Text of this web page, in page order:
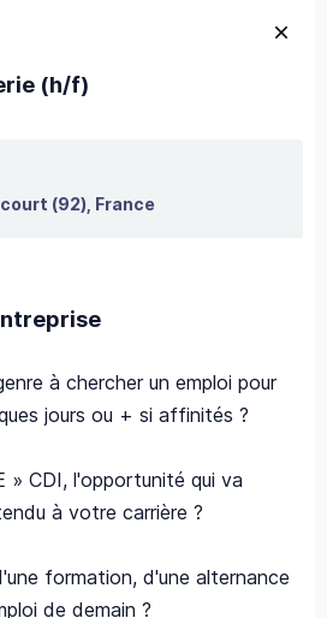
(h/f)
(92), France
à chercher un emploi pour
jours ou + si affinités ?
» CDI, l'opportunité qui va
à votre carrière ?
formation, d'une alternance
de demain ?